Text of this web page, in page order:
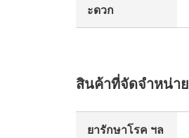
ะดวก
สินค้าที่จัดจำหน่าย
ยารักษาโรค ฯล